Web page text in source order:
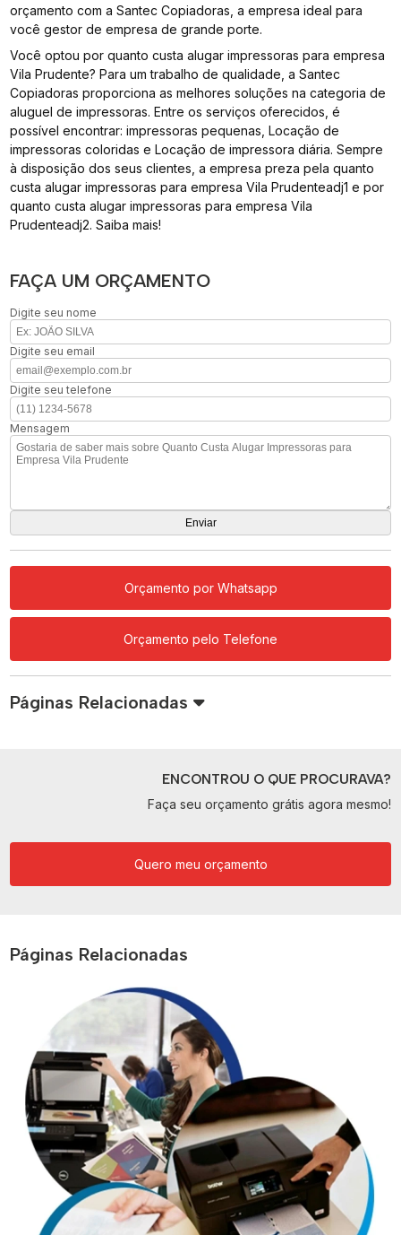
orçamento com a Santec Copiadoras, a empresa ideal para
você gestor de empresa de grande porte.
Você optou por quanto custa alugar impressoras para empresa
Vila Prudente? Para um trabalho de qualidade, a Santec
Copiadoras proporciona as melhores soluções na categoria de
aluguel de impressoras. Entre os serviços oferecidos, é
possível encontrar: impressoras pequenas, Locação de
impressoras coloridas e Locação de impressora diária. Sempre
à disposição dos seus clientes, a empresa preza pela quanto
custa alugar impressoras para empresa Vila Prudenteadj1 e por
quanto custa alugar impressoras para empresa Vila
Prudenteadj2. Saiba mais!
FAÇA UM ORÇAMENTO
Digite seu nome
Digite seu email
Digite seu telefone
Mensagem
Orçamento por Whatsapp
Orçamento pelo Telefone
Páginas Relacionadas
ENCONTROU O QUE PROCURAVA?
Faça seu orçamento grátis agora mesmo!
Quero meu orçamento
Páginas Relacionadas